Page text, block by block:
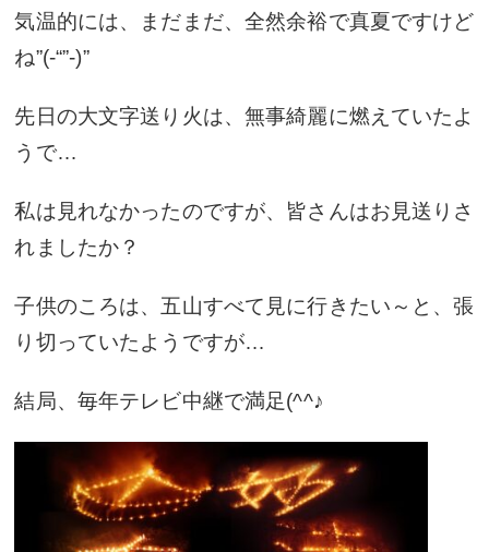
気温的には、まだまだ、全然余裕で真夏ですけど
ね”(-“”-)”
先日の大文字送り火は、無事綺麗に燃えていたよ
うで…
私は見れなかったのですが、皆さんはお見送りさ
れましたか？
子供のころは、五山すべて見に行きたい～と、張
り切っていたようですが…
結局、毎年テレビ中継で満足(^^♪